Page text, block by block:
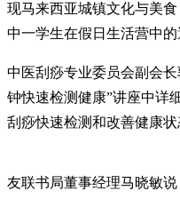
现马来西亚城镇文化与美
中一学生在假日生活营中的
中医刮痧专业委员会副会
钟快速检测健康”讲座中详
刮痧快速检测和改善健康状
友联书局董事经理马晓敏